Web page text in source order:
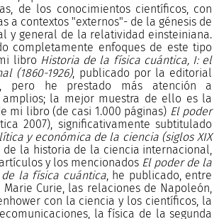
de los conocimientos científicos, con
a contextos "externos"- de la génesis de
y general de la relatividad einsteiniana.
completamente enfoques de este tipo
libro Historia de la física cuántica, I: el
(1860-1926), publicado por la editorial
pero he prestado más atención a
amplios; la mejor muestra de ello es la
mi libro (de casi 1.000 páginas) El poder
2007), significativamente subtitulado
y económica de la ciencia (siglos XIX
de la historia de la ciencia internacional,
y los mencionados El poder de la
la física cuántica, he publicado, entre
Curie, las relaciones de Napoleón,
con la ciencia y los científicos, la
la física de la segunda